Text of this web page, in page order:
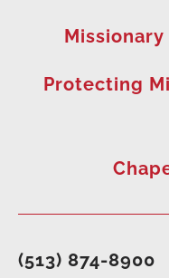
(513) 874-8900
Protecting